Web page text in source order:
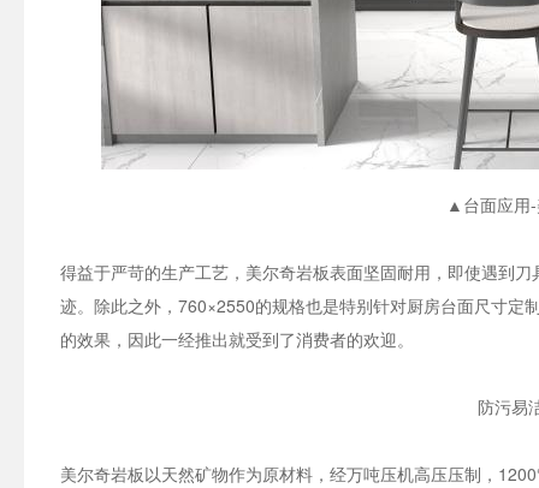
▲台面应用
得益于严苛的生产工艺，美尔奇岩板表面坚固耐用，即使遇到
迹。除此之外，760×2550的规格也是特别针对厨房台面尺寸定
的效果，因此一经推出就受到了消费者的欢迎。
防污易
美尔奇岩板以天然矿物作为原材料，经万吨压机高压压制，